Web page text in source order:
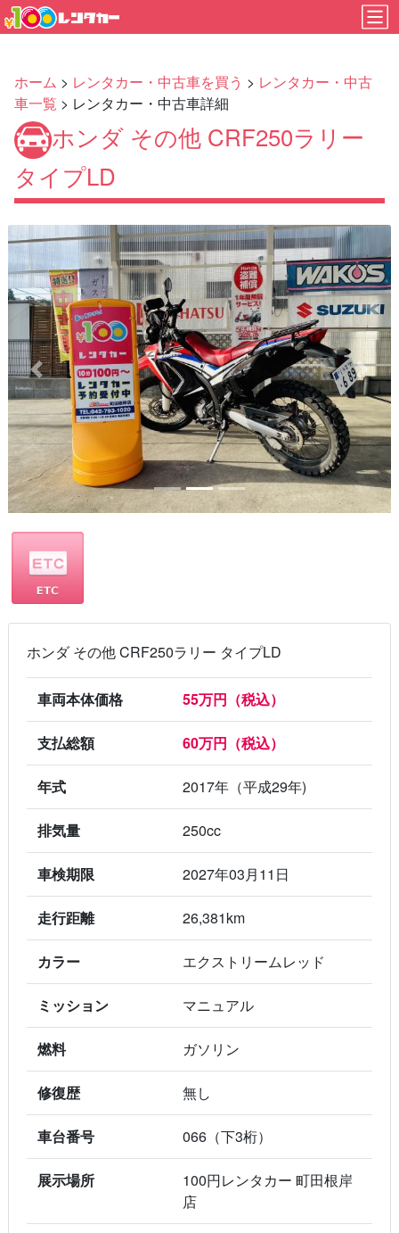
ホーム > レンタカー・中古車を買う > レンタカー・中古
車一覧 > レンタカー・中古車詳細
ホンダ その他 CRF250ラリー
タイプLD
Previous Next
ホンダ その他 CRF250ラリー タイプLD
車両本体価格 55万円（税込）
支払総額 60万円（税込）
年式 2017年（平成29年)
排気量 250cc
車検期限 2027年03月11日
走行距離 26,381km
カラー エクストリームレッド
ミッション マニュアル
燃料 ガソリン
修復歴 無し
車台番号 066（下3桁）
展示場所
100円レンタカー 町田根岸
店